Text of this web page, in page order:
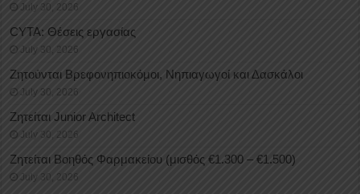
July 30, 2026
CYTA: Θέσεις εργασίας
July 30, 2026
Ζητούνται Βρεφονηπιοκόμοι, Νηπιαγωγοί και Δασκάλοι
July 30, 2026
Ζητείται Junior Architect
July 30, 2026
Ζητείται Βοηθός Φαρμακείου (μισθός €1.300 – €1.500)
July 30, 2026